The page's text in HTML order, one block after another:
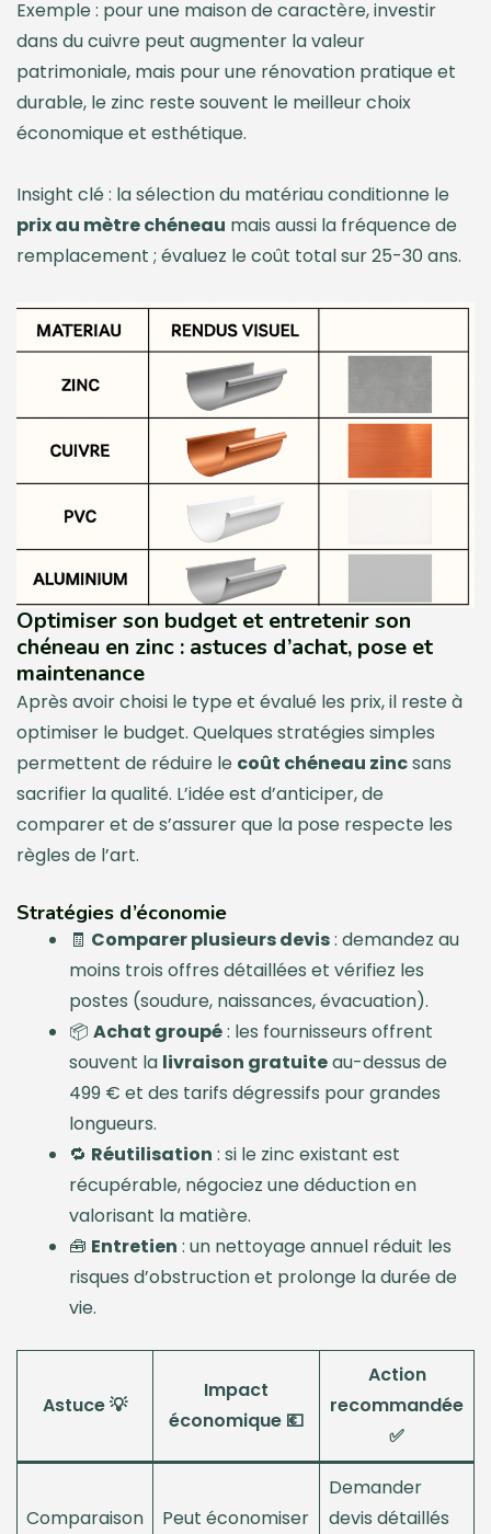
Exemple : pour une maison de caractère, investir
dans du cuivre peut augmenter la valeur
patrimoniale, mais pour une rénovation pratique et
durable, le zinc reste souvent le meilleur choix
économique et esthétique.
Insight clé : la sélection du matériau conditionne le
prix au mètre chéneau mais aussi la fréquence de
remplacement ; évaluez le coût total sur 25-30 ans.
Optimiser son budget et entretenir son
chéneau en zinc : astuces d’achat, pose et
maintenance
Après avoir choisi le type et évalué les prix, il reste à
optimiser le budget. Quelques stratégies simples
permettent de réduire le coût chéneau zincsans
sacrifier la qualité. L’idée est d’anticiper, de
comparer et de s’assurer que la pose respecte les
règles de l’art.
Stratégies d’économie
🧾 Comparer plusieurs devis: demandez au
moins trois offres détaillées et vérifiez les
postes (soudure, naissances, évacuation).
📦 Achat groupé: les fournisseurs offrent
souvent la livraison gratuiteau-dessus de
499 € et des tarifs dégressifs pour grandes
longueurs.
🔁 Réutilisation : si le zinc existant est
récupérable, négociez une déduction en
valorisant la matière.
🧰 Entretien : un nettoyage annuel réduit les
risques d’obstruction et prolonge la durée de
vie.
Astuce 💡
Impact
économique 💶
Action
recommandée
✅
Comparaison Peut économiser
Demander
devis détaillés